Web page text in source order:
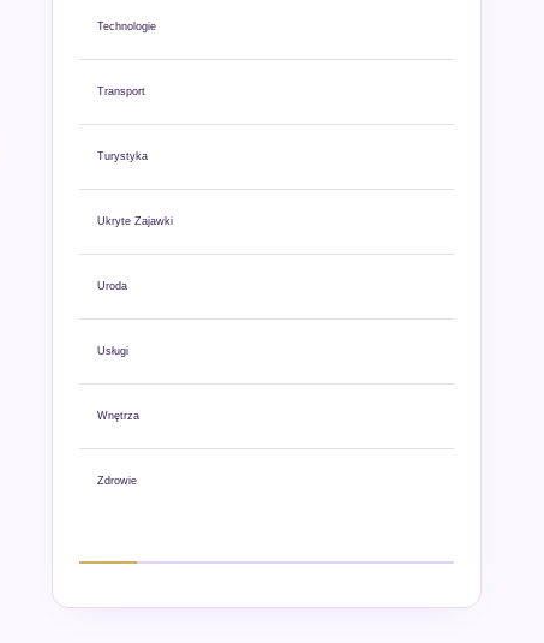
Technologie
Transport
Turystyka
Ukryte Zajawki
Uroda
Usługi
Wnętrza
Zdrowie